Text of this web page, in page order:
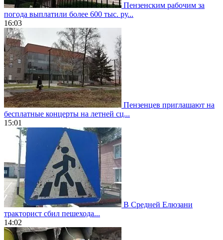
Пензенским рабочим за
погода выплатили более 600 тыс. ру...
16:03
Пензенцев приглашают на
бесплатные концерты на летней сц...
15:01
В Средней Елюзани
тракторист сбил пешехода...
14:02